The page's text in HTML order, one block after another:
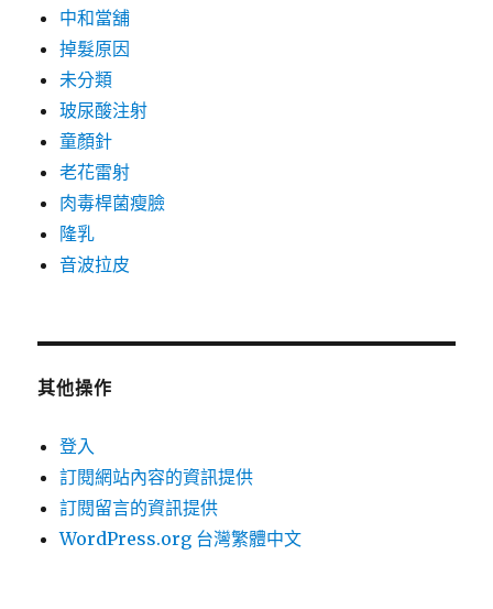
中和當舖
掉髮原因
未分類
玻尿酸注射
童顏針
老花雷射
肉毒桿菌瘦臉
隆乳
音波拉皮
其他操作
登入
訂閱網站內容的資訊提供
訂閱留言的資訊提供
WordPress.org 台灣繁體中文